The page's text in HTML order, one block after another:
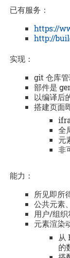
已有服务：
https://
http://
实现：
git 仓库
部件是
以编译后
搭建页面
全
元
非
能力：
所见即所
公共元素
用户/组
元素渲染
从
的